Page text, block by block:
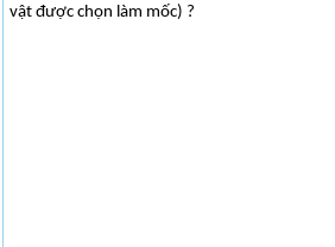
vật được chọn làm mốc) ?